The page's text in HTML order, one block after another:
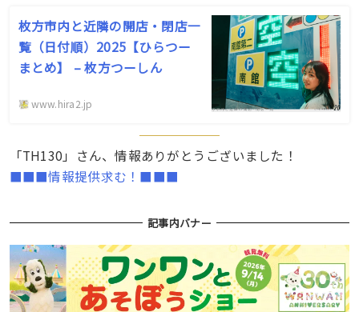
枚方市内と近隣の開店・閉店一
覧（日付順）2025【ひらつー
まとめ】 – 枚方つーしん
www.hira2.jp
「TH130」さん、情報ありがとうございました！
■■■情報提供求む！■■■
記事内バナー